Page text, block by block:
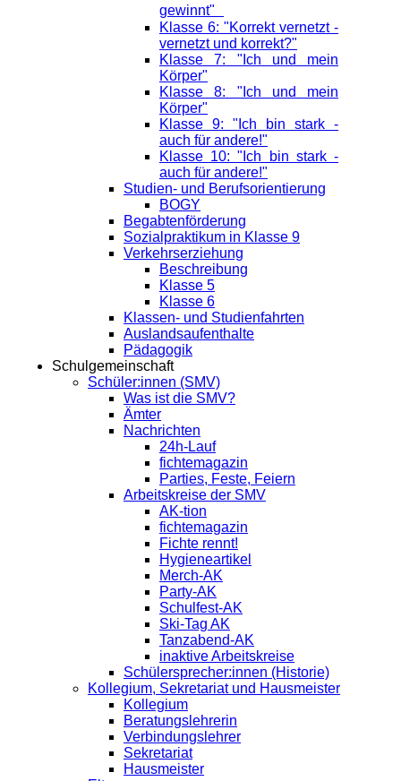
gewinnt"
Klasse 6: "Korrekt vernetzt -
vernetzt und korrekt?"
Klasse 7: "Ich und mein
Körper"
Klasse 8: "Ich und mein
Körper"
Klasse 9: "Ich bin stark -
auch für andere!"
Klasse 10: "Ich bin stark -
auch für andere!"
Studien- und Berufsorientierung
BOGY
Begabtenförderung
Sozialpraktikum in Klasse 9
Verkehrserziehung
Beschreibung
Klasse 5
Klasse 6
Klassen- und Studienfahrten
Auslandsaufenthalte
Pädagogik
Schulgemeinschaft
Schüler:innen (SMV)
Was ist die SMV?
Ämter
Nachrichten
24h-Lauf
fichtemagazin
Parties, Feste, Feiern
Arbeitskreise der SMV
AK-tion
fichtemagazin
Fichte rennt!
Hygieneartikel
Merch-AK
Party-AK
Schulfest-AK
Ski-Tag AK
Tanzabend-AK
inaktive Arbeitskreise
Schülersprecher:innen (Historie)
Kollegium, Sekretariat und Hausmeister
Kollegium
Beratungslehrerin
Verbindungslehrer
Sekretariat
Hausmeister